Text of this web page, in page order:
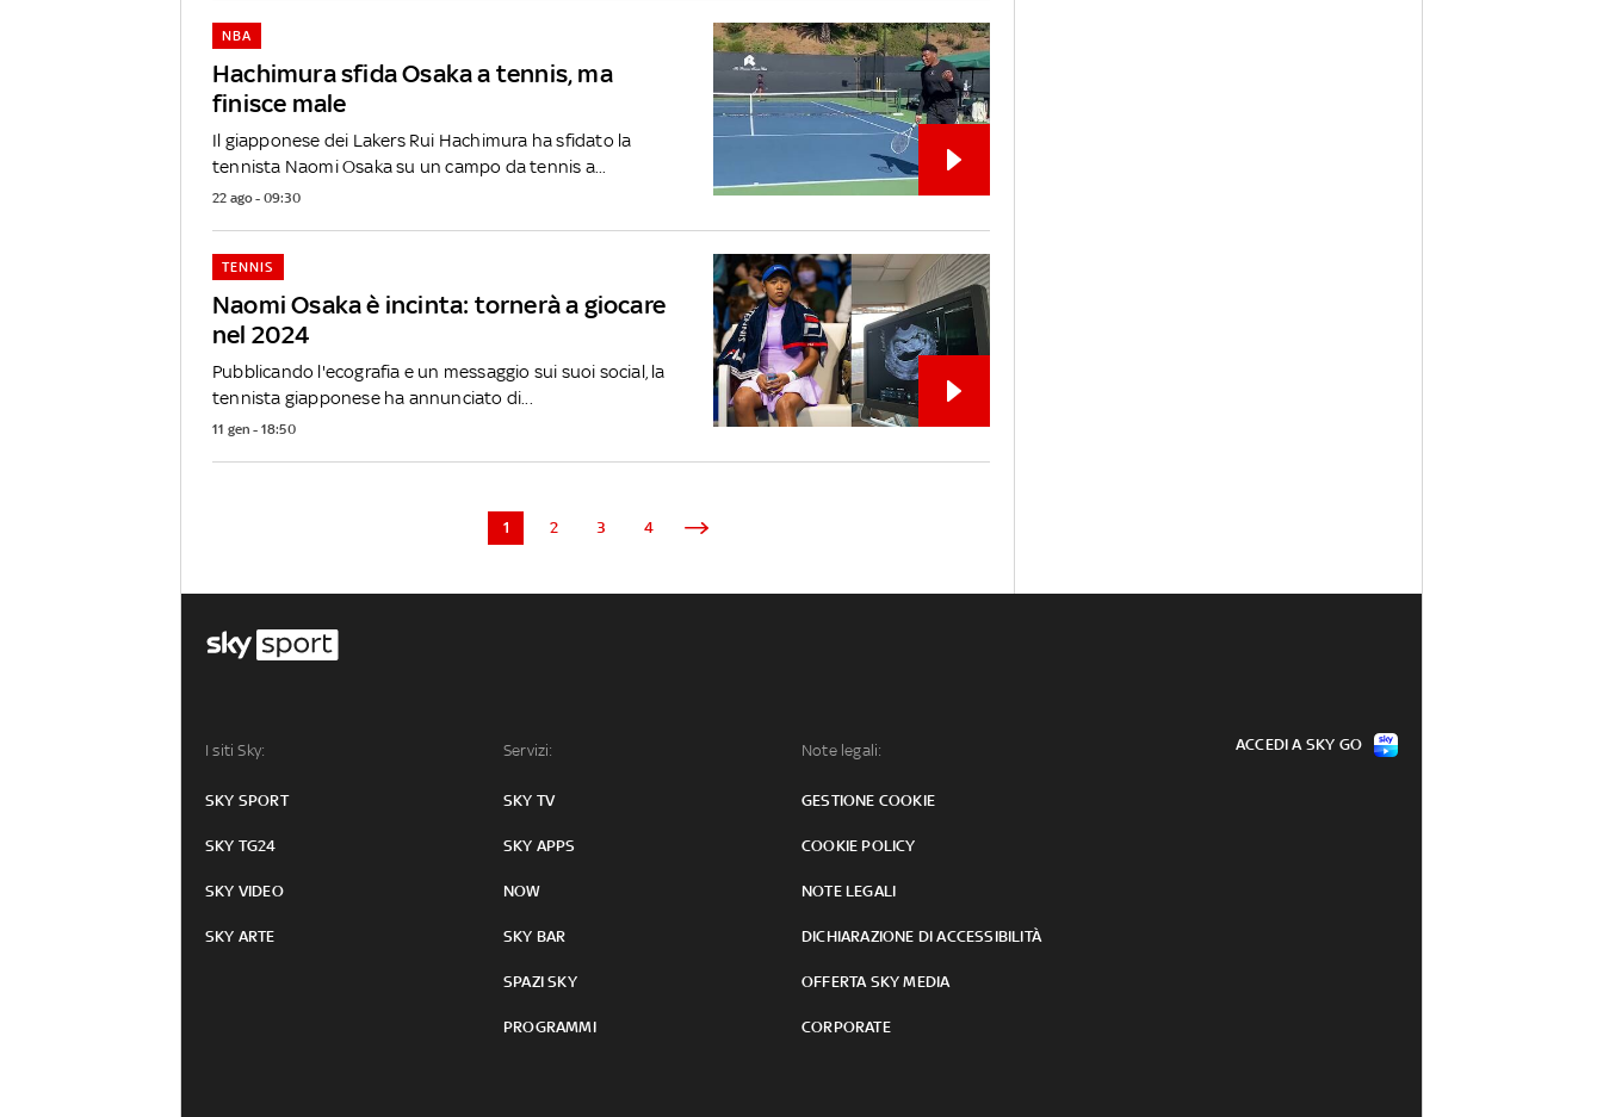
Hachimura sfida Osaka a tennis, ma
finisce male
NBA
Il giapponese dei Lakers Rui Hachimura ha sfidato la
tennista Naomi Osaka su un campo da tennis a...
22 ago - 09:30
Naomi Osaka è incinta: tornerà a giocare
nel 2024
TENNIS
Pubblicando l'ecografia e un messaggio sui suoi social, la
tennista giapponese ha annunciato di...
11 gen - 18:50
1 2 3 4
I siti Sky:
SKY SPORT
SKY TG24
SKY VIDEO
SKY ARTE
Servizi:
SKY TV
SKY APPS
NOW
SKY BAR
SPAZI SKY
PROGRAMMI
Note legali:
GESTIONE COOKIE
COOKIE POLICY
NOTE LEGALI
DICHIARAZIONE DI ACCESSIBILITÀ
OFFERTA SKY MEDIA
CORPORATE
ACCEDI A SKY GO